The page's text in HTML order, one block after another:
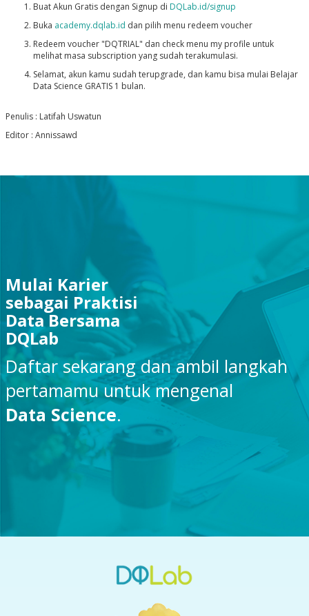
Buat Akun Gratis dengan Signup di DQLab.id/signup
Buka academy.dqlab.id dan pilih menu redeem voucher
Redeem voucher "DQTRIAL" dan check menu my profile untuk
melihat masa subscription yang sudah terakumulasi.
Selamat, akun kamu sudah terupgrade, dan kamu bisa mulai Belajar
Data Science GRATIS 1 bulan.
Penulis : Latifah Uswatun
Editor : Annissawd
Mulai Karier
sebagai Praktisi
Data Bersama
DQLab
Daftar sekarang dan ambil langkah
pertamamu untuk mengenal
Data Science.